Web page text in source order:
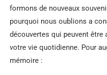
formons de nouveaux
pourquoi nous oublions a
découvertes qui peuvent être
votre vie quotidienne. Pour
mémoire :